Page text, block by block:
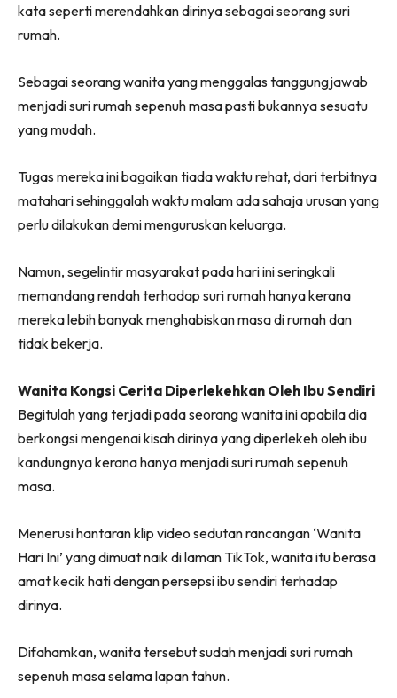
kata seperti merendahkan dirinya sebagai seorang suri
rumah.
Sebagai seorang wanita yang menggalas tanggungjawab
menjadi suri rumah sepenuh masa pasti bukannya sesuatu
yang mudah.
Tugas mereka ini bagaikan tiada waktu rehat, dari terbitnya
matahari sehinggalah waktu malam ada sahaja urusan yang
perlu dilakukan demi menguruskan keluarga.
Namun, segelintir masyarakat pada hari ini seringkali
memandang rendah terhadap suri rumah hanya kerana
mereka lebih banyak menghabiskan masa di rumah dan
tidak bekerja.
Wanita Kongsi Cerita Diperlekehkan Oleh Ibu Sendiri
Begitulah yang terjadi pada seorang wanita ini apabila dia
berkongsi mengenai kisah dirinya yang diperlekeh oleh ibu
kandungnya kerana hanya menjadi suri rumah sepenuh
masa.
Menerusi hantaran klip video sedutan rancangan ‘Wanita
Hari Ini’ yang dimuat naik di laman TikTok, wanita itu berasa
amat kecik hati dengan persepsi ibu sendiri terhadap
dirinya.
Difahamkan, wanita tersebut sudah menjadi suri rumah
sepenuh masa selama lapan tahun.